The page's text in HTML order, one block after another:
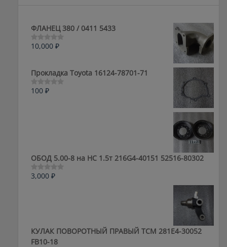
ФЛАНЕЦ 380 / 0411 5433
Оценка
5
10,000 ₽
Прокладка Toyota 16124-78701-71
Оценка
100 ₽
ОБОД 5.00-8 на HC 1.5т 216G4-40151 52516-80302
Оценка
3,000 ₽
КУЛАК ПОВОРОТНЫЙ ПРАВЫЙ ТСМ 281E4-30052
FB10-18